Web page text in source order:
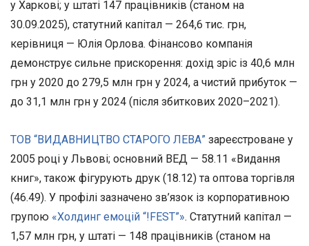
у Харкові; у штаті 147 працівників (станом на
30.09.2025), статутний капітал — 264,6 тис. грн,
керівниця — Юлія Орлова. Фінансово компанія
демонструє сильне прискорення: дохід зріс із 40,6 млн
грн у 2020 до 279,5 млн грн у 2024, а чистий прибуток —
до 31,1 млн грн у 2024 (після збиткових 2020–2021).
ТОВ “ВИДАВНИЦТВО СТАРОГО ЛЕВА” зареєстроване у
2005 році у Львові; основний ВЕД — 58.11 «Видання
книг», також фігурують друк (18.12) та оптова торгівля
(46.49). У профілі зазначено зв’язок із корпоративною
групою «Холдинг емоцій “!FEST”». Статутний капітал —
1,57 млн грн, у штаті — 148 працівників (станом на